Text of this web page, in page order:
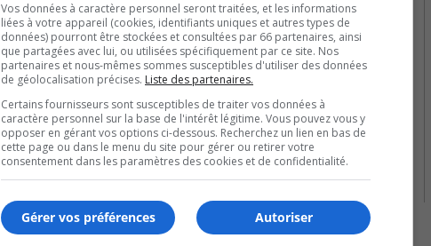
Vos données à caractère personnel seront traitées, et les informations
liées à votre appareil (cookies, identifiants uniques et autres types de
données) pourront être stockées et consultées par 66 partenaires, ainsi
que partagées avec lui, ou utilisées spécifiquement par ce site. Nos
partenaires et nous-mêmes sommes susceptibles d'utiliser des données
de géolocalisation précises. Liste des partenaires.
Certains fournisseurs sont susceptibles de traiter vos données à
caractère personnel sur la base de l'intérêt légitime. Vous pouvez vous y
opposer en gérant vos options ci-dessous. Recherchez un lien en bas de
cette page ou dans le menu du site pour gérer ou retirer votre
consentement dans les paramètres des cookies et de confidentialité.
Autoriser
Gérer vos préférences